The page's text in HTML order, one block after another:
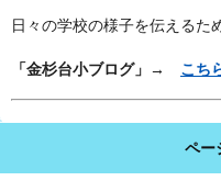
日々の学校の様子を伝えるた
「金杉台小ブログ」→ こち
ペー